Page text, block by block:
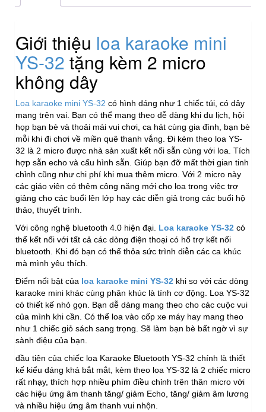
Giới thiệu loa karaoke mini
YS-32 tặng kèm 2 micro
không dây
Loa karaoke mini YS-32 có hình dáng như 1 chiếc túi, có dây
mang trên vai. Bạn có thể mang theo dễ dàng khi du lịch, hội
họp bạn bè và thoải mái vui chơi, ca hát cùng gia đình, bạn bè
mỗi khi đi chơi về miền quê thanh vắng. Đi kèm theo loa YS-
32 là 2 micro được nhà sản xuất kết nối sẵn cùng với loa. Tích
hợp sẵn echo và cấu hình sẵn. Giúp bạn đỡ mất thời gian tinh
chỉnh cũng như chi phí khi mua thêm micro. Với 2 micro này
các giáo viên có thêm công năng mới cho loa trong việc trợ
giảng cho các buổi lên lớp hay các diễn giả trong các buổi hộ
thảo, thuyết trình.
Với công nghệ bluetooth 4.0 hiện đại. Loa karaoke YS-32 có
thể kết nối với tất cả các dòng điện thoại có hổ trợ kết nối
bluetooth. Khi đó bạn có thể thỏa sức trình diễn các ca khúc
mà mình yêu thích.
Điểm nổi bật của loa karaoke mini YS-32 khi so với các dòng
karaoke mini khác cùng phân khúc là tính cơ động. Loa YS-32
có thiết kế nhỏ gọn. Bạn dễ dàng mang theo cho các cuộc vui
của mình khi cần. Có thể loa vào cốp xe máy hay mang theo
như 1 chiếc giỏ sách sang trọng. Sẽ làm bạn bè bất ngờ vì sự
sành điệu của bạn.
đầu tiên của chiếc loa Karaoke Bluetooth YS-32 chính là thiết
kế kiểu dáng khá bắt mắt, kèm theo loa YS-32 là 2 chiếc micro
rất nhạy, thích hợp nhiều phím điều chỉnh trên thân micro với
các hiệu ứng âm thanh tăng/ giảm Echo, tăng/ giảm âm lương
và nhiều hiệu ứng âm thanh vui nhộn.